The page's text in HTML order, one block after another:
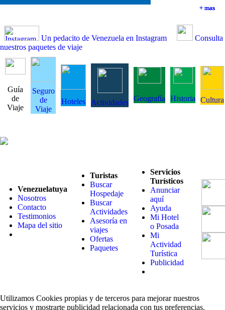
+ mas
+ mas
+ mas
+ mas
Un pedacito de Venezuela en Instagram
Consulta
nuestros paquetes de viaje
Guía
de
Viaje
Seguro
de
Viaje
Hoteles Actividades Geografía Historia Cultura
Venezuelatuya
Nosotros
Contacto
Testimonios
Mapa del sitio
Turistas
Buscar
Hospedaje
Buscar
Actividades
Asesoría en
viajes
Ofertas
Paquetes
Servicios
Turísticos
Anunciar
aquí
Ayuda
Mi Hotel
o Posada
Mi
Actividad
Turística
Publicidad
Utilizamos Cookies propias y de terceros para mejorar nuestros
servicios y mostrarte publicidad relacionada con tus preferencias.